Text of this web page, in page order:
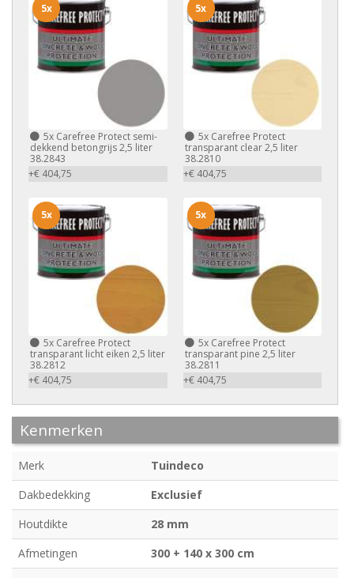
5x Carefree Protect semi-
dekkend betongrijs 2,5 liter
38.2843
+€ 404,75
5x
5xCarefree Protect
transparant clear 2,5 liter
38.2810
+€ 404,75
5x
5x Carefree Protect
transparant licht eiken 2,5 liter
38.2812
+€ 404,75
5x
5xCarefree Protect
transparant pine 2,5 liter
38.2811
+€ 404,75
5x
Kenmerken
Merk
Tuindeco
Dakbedekking
Exclusief
Houtdikte
28 mm
Afmetingen
300 + 140 x 300 cm